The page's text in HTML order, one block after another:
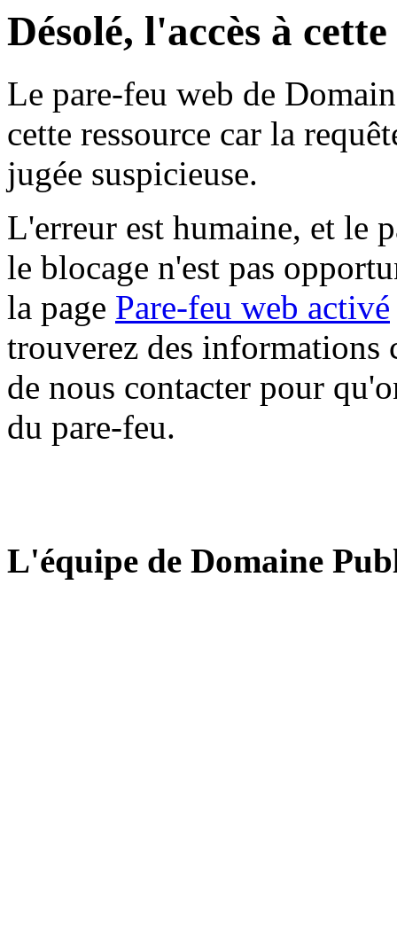
Désolé, l'accès à
Le pare-feu web de
cette ressource car la
jugée suspicieuse.
L'erreur est humaine, et le
le blocage n'est pas
la page Pare-feu web activé
trouverez des informations
de nous contacter pour
du pare-feu.
L'équipe de Domaine